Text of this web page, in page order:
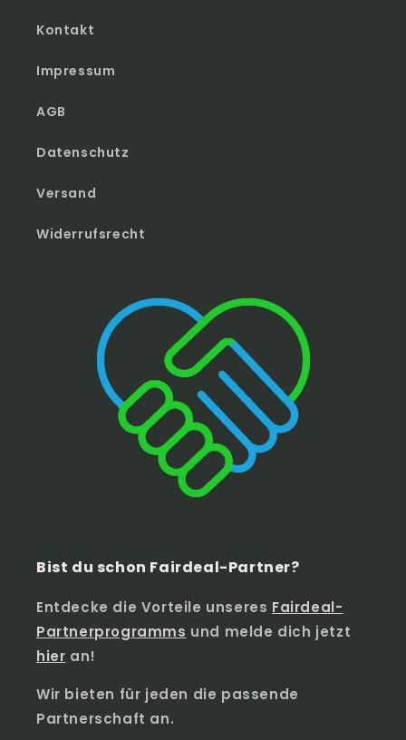
Kontakt
Impressum
AGB
Datenschutz
Versand
Widerrufsrecht
Bist du schon Fairdeal-Partner?
Entdecke die Vorteile unseres Fairdeal-
Partnerprogramms und melde dich jetzt
hier an!
Wir bieten für jeden die passende
Partnerschaft an.